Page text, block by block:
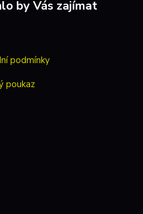
by Vás zajímat
podmínky
poukaz